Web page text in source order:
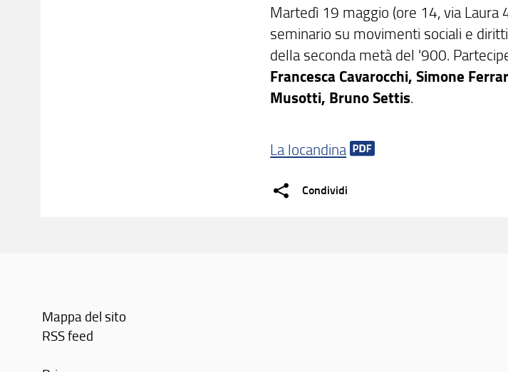
Martedì 19 maggio (ore 14, via Laura
seminario su movimenti sociali e
della seconda metà del '900.
Francesca Cavarocchi, Simone
Musotti, Bruno Settis.
La locandina
Condividi
Mappa del sito
RSS feed